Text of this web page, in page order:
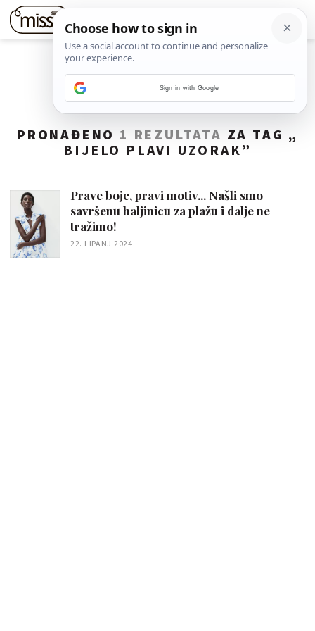
PRONAĐENO 1 REZULTATA ZA TAG „
BIJELO PLAVI UZORAK”
Prave boje, pravi motiv... Našli smo
savršenu haljinicu za plažu i dalje ne
tražimo!
22. LIPANJ 2024.
Sign in with Google